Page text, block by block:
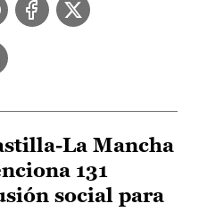
La Mancha
131
social para